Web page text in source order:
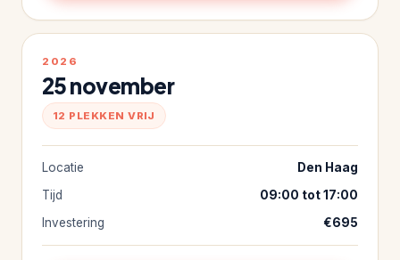
2026
25 november
12 PLEKKEN VRIJ
Locatie
Den Haag
Tijd
09:00 tot 17:00
Investering
€695